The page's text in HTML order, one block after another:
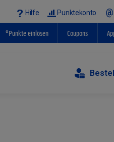
Hilfe Punktekonto
°Punkte einlösen Coupons